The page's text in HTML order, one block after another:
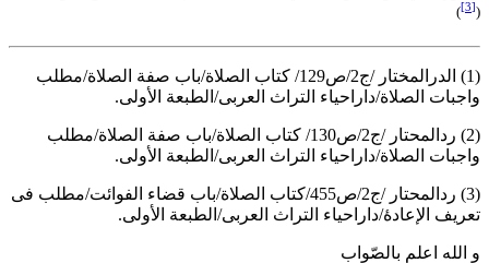
)
(1) الدرالمختار /ج2/ص129/ کتاب الصلاة/باب صفة الصلاة/مطلب
الصلاة/داراحیاء التراث العربی/الطبعة الأولی.
(2) ردالمحتار /ج2/ص130/ کتاب الصلاة/باب صفة الصلاة/مطلب
الصلاة/داراحیاء التراث العربی/الطبعة الأولی.
(3) ردالمحتار /ج2/ص455/کتاب الصلاة/باب قضاء الفوائت/مطلب فی
الإعادۀ/داراحیاء التراث العربی/الطبعة الأولی.
الله اعلم بالصّواب